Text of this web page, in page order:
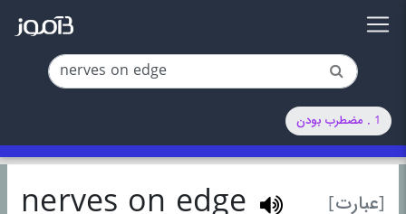
1 . مضطرب بودن
[عبارت] nerves on edge